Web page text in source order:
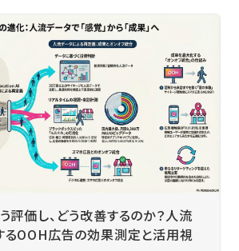
評価し、どう改善するのか？人流
るOOH広告の効果測定と活用視